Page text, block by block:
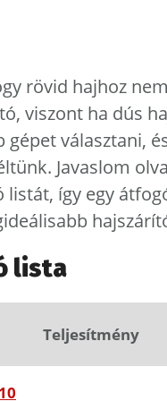
rövid hajhoz
viszont ha dús
gépet választani,
Javaslom
listát, így egy
lista
Teljesítmény